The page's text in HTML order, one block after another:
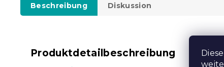
Beschreibung Diskussion
Produktdetailbeschreibung